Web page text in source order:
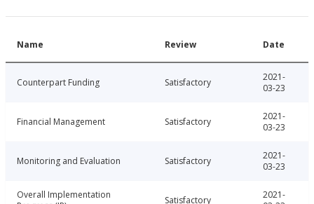
Name Review Date
Counterpart Funding Satisfactory
2021-
03-23
Financial Management Satisfactory
2021-
03-23
Monitoring and Evaluation Satisfactory
2021-
03-23
Overall Implementation
Satisfactory
2021-